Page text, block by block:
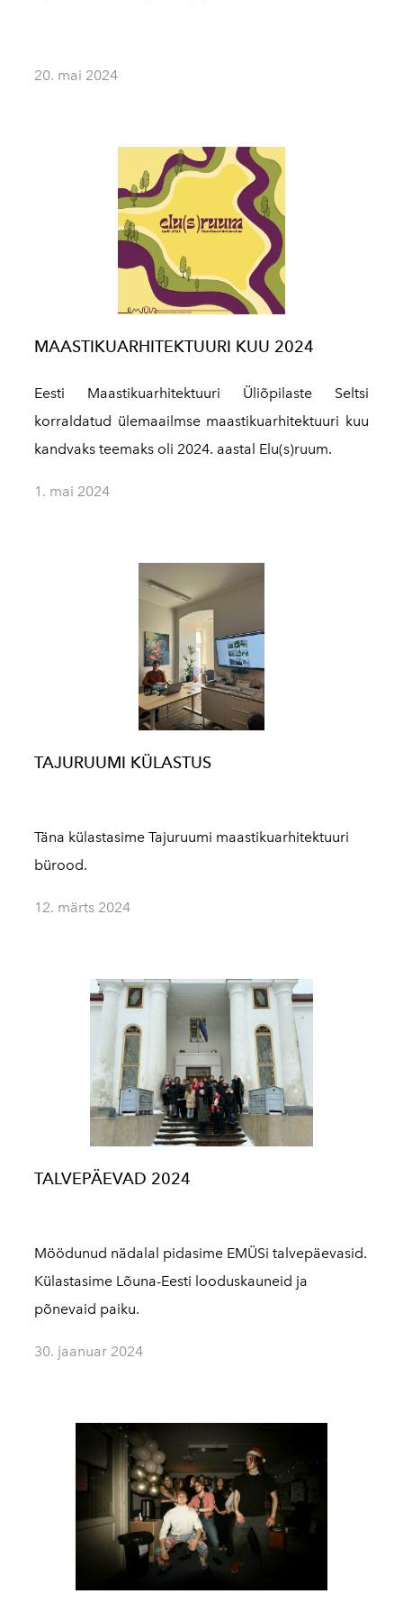
20. mai 2024
MAASTIKUARHITEKTUURI KUU 2024
Eesti Maastikuarhitektuuri Üliõpilaste Seltsi
korraldatud ülemaailmse maastikuarhitektuuri kuu
kandvaks teemaks oli 2024. aastal Elu(s)ruum.
1. mai 2024
TAJURUUMI KÜLASTUS
Täna külastasime Tajuruumi maastikuarhitektuuri
bürood.
12. märts 2024
TALVEPÄEVAD 2024
Möödunud nädalal pidasime EMÜSi talvepäevasid.
Külastasime Lõuna-Eesti looduskauneid ja
põnevaid paiku.
30. jaanuar 2024